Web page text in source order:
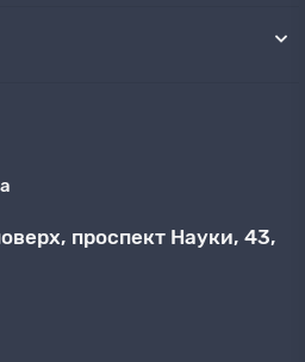
проспект Науки, 43,